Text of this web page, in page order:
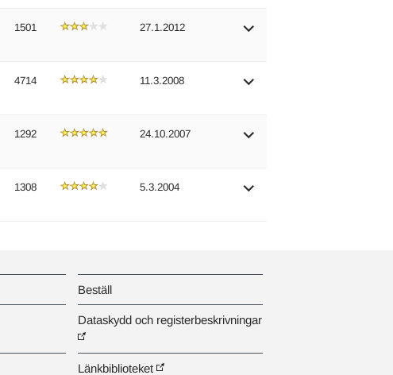
1501 27.1.2012
4714 11.3.2008
1292 24.10.2007
1308 5.3.2004
Beställ
Dataskydd och registerbeskrivningar
Länkbiblioteket